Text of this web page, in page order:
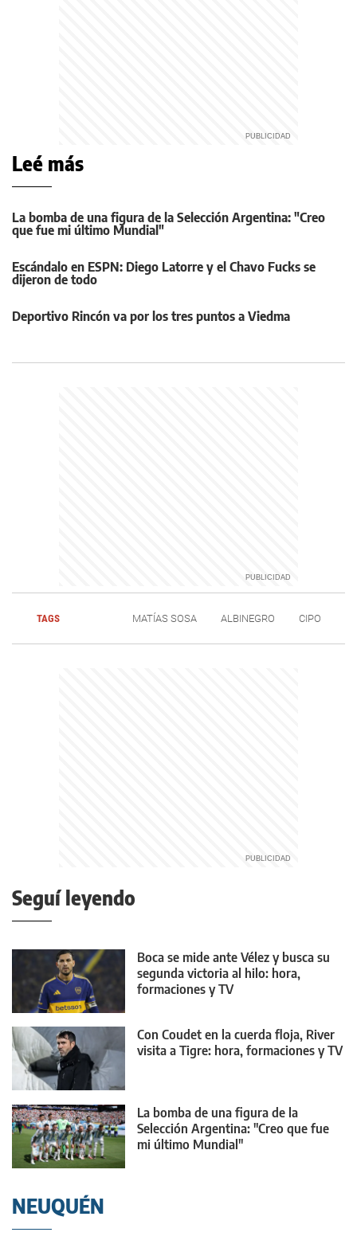
Leé más
La bomba de una figura de la Selección Argentina: "Creo
que fue mi último Mundial"
Escándalo en ESPN: Diego Latorre y el Chavo Fucks se
dijeron de todo
Deportivo Rincón va por los tres puntos a Viedma
TAGS MATÍAS SOSA ALBINEGRO CIPO
Seguí leyendo
Boca se mide ante Vélez y busca su
segunda victoria al hilo: hora,
formaciones y TV
Con Coudet en la cuerda floja, River
visita a Tigre: hora, formaciones y TV
La bomba de una figura de la
Selección Argentina: "Creo que fue
mi último Mundial"
NEUQUÉN